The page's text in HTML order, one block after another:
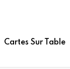
Cartes Sur Table